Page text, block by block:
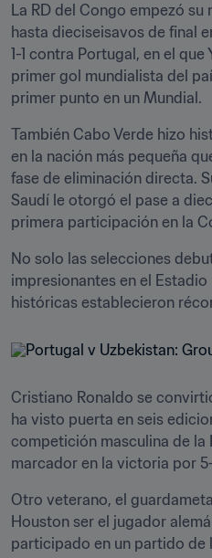
La RD del Congo empezó
hasta dieciseisavos de final
1-1 contra Portugal, en el que
primer gol mundialista del
primer punto en un Mundial.
También Cabo Verde hizo
en la nación más pequeña
fase de eliminación directa.
Saudí le otorgó el pase a
primera participación en la
No solo las selecciones
impresionantes en el
históricas establecieron
Cristiano Ronaldo se
ha visto puerta en seis
competición masculina de la
marcador en la victoria por
Otro veterano, el
Houston ser el jugador
participado en un partido de